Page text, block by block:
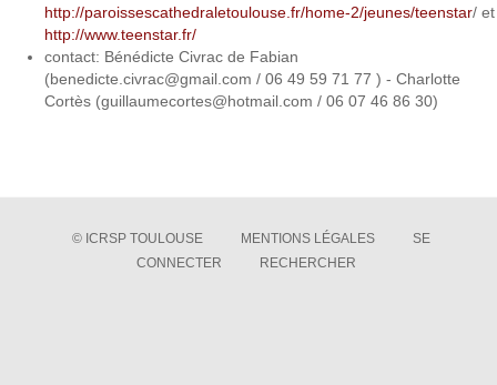
http://paroissescathedraletoulouse.fr/home-2/jeunes/teenstar/ et
http://www.teenstar.fr/
contact: Bénédicte Civrac de Fabian
(benedicte.civrac@gmail.com / 06 49 59 71 77 ) - Charlotte
Cortès (guillaumecortes@hotmail.com / 06 07 46 86 30)
© ICRSP TOULOUSE MENTIONS LÉGALES
SE
CONNECTER
RECHERCHER